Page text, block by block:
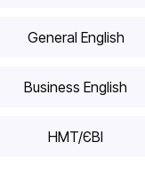
General English
Business English
HMT/ЄВІ